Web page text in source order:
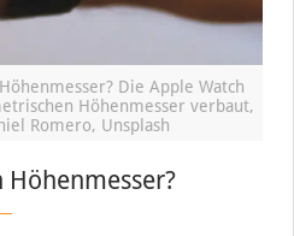
Die Apple Watch
Höhenmesser verbaut,
Romero, Unsplash